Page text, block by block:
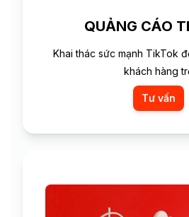
QUẢNG CÁO
Khai thác sức mạnh TikTok
khách hàng
Tư vấn